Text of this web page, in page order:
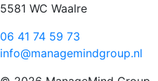
5581 WC Waalre
06 41 74 59 73
info@managemindgroup.nl